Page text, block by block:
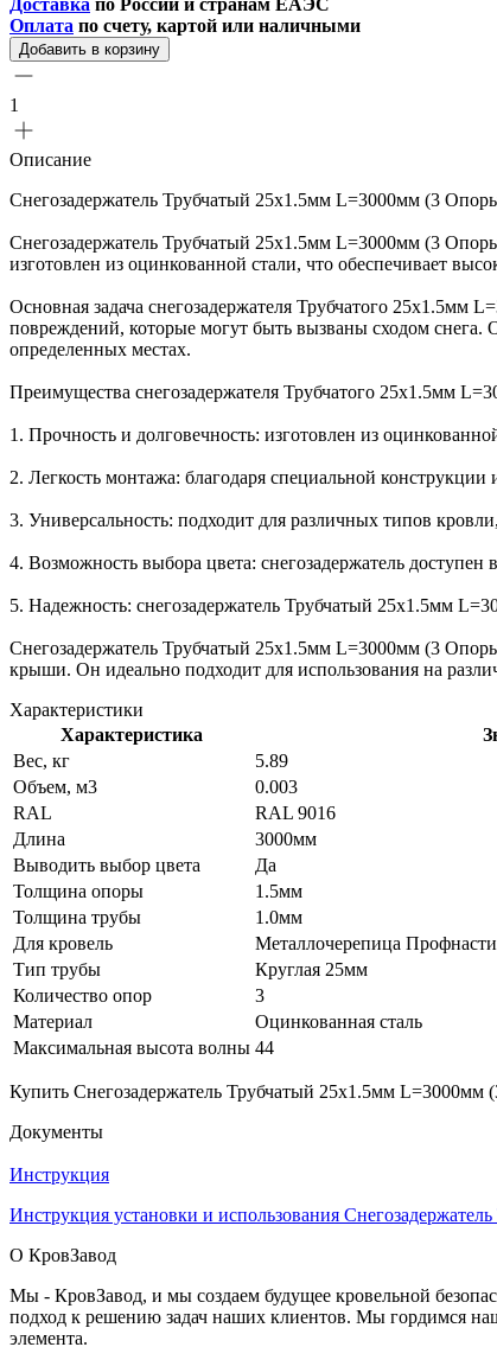
Оплата по счету, картой или наличными
Добавить в корзину
1
Описание
Снегозадержатель Трубчатый 25х1.5мм L=3000мм (3
Снегозадержатель Трубчатый 25х1.5мм L=3000мм (3
изготовлен из оцинкованной стали, что обеспечивает
Основная задача снегозадержателя Трубчатого
повреждений, которые могут быть вызваны сходом снега.
определенных местах.
Преимущества снегозадержателя Трубчатого 25х1.5мм
1. Прочность и долговечность: изготовлен из
2. Легкость монтажа: благодаря специальной
3. Универсальность: подходит для различных типов
4. Возможность выбора цвета: снегозадержатель
5. Надежность: снегозадержатель Трубчатый 25х1.5мм
Снегозадержатель Трубчатый 25х1.5мм L=3000мм (3
крыши. Он идеально подходит для использования на
Характеристики
Характеристика
Вес, кг
5.89
Объем, м3
0.003
RAL
RAL 9016
Длина
3000мм
Выводить выбор цвета
Да
Толщина опоры
1.5мм
Толщина трубы
1.0мм
Для кровель
Металлочерепица
Тип трубы
Круглая 25мм
Количество опор
3
Материал
Оцинкованная сталь
Максимальная высота волны 44
Купить Снегозадержатель Трубчатый 25х1.5мм
Документы
Инструкция
Инструкция установки и использования
О КровЗавод
Мы - КровЗавод, и мы создаем будущее кровельной
подход к решению задач наших клиентов. Мы гордимся
элемента.